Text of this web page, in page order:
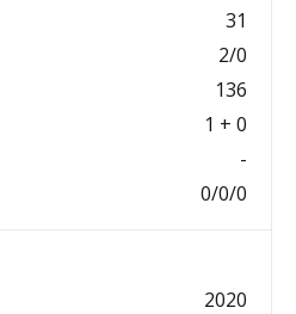
31
2/0
136
1 + 0
-
0/0/0
2020